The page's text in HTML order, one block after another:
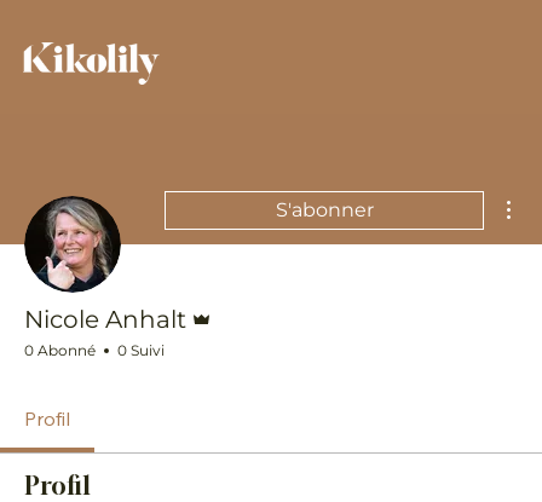
S'abonner
Nicole Anhalt
0 Abonné 0 Suivi
Profil
Profil